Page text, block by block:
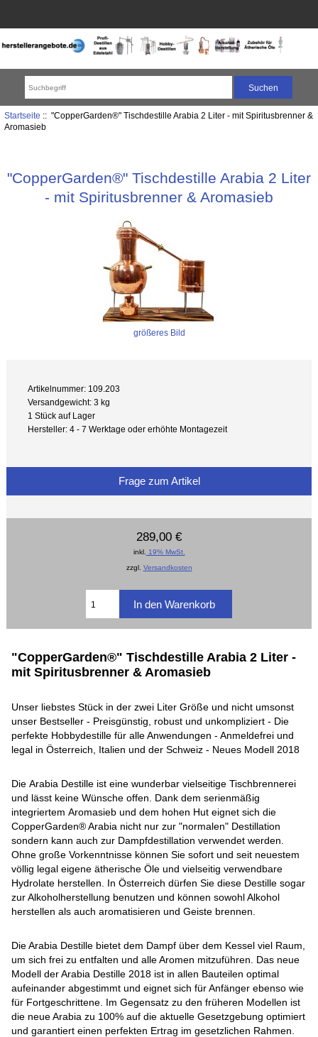
Startseite :: "CopperGarden®" Tischdestille Arabia 2 Liter - mit Spiritusbrenner &
Aromasieb
"CopperGarden®" Tischdestille Arabia 2 Liter
- mit Spiritusbrenner & Aromasieb
größeres Bild
Artikelnummer: 109.203
Versandgewicht: 3 kg
1 Stück auf Lager
Hersteller: 4 - 7 Werktage oder erhöhte Montagezeit
Frage zum Artikel
289,00 €
inkl.
19% MwSt.
zzgl. Versandkosten
"CopperGarden®" Tischdestille Arabia 2 Liter -
mit Spiritusbrenner & Aromasieb
Unser liebstes Stück in der zwei Liter Größe und nicht umsonst
unser Bestseller - Preisgünstig, robust und unkompliziert - Die
perfekte Hobbydestille für alle Anwendungen - Anmeldefrei und
legal in Österreich, Italien und der Schweiz - Neues Modell 2018
Die Arabia Destille ist eine wunderbar vielseitige Tischbrennerei
und lässt keine Wünsche offen. Dank dem serienmäßig
integriertem Aromasieb und dem hohen Hut eignet sich die
CopperGarden® Arabia nicht nur zur "normalen" Destillation
sondern kann auch zur Dampfdestillation verwendet werden.
Ohne große Vorkenntnisse können Sie sofort und seit neuestem
völlig legal eigene ätherische Öle und vielseitig verwendbare
Hydrolate herstellen. In Österreich dürfen Sie diese Destille sogar
zur Alkoholherstellung benutzen und können sowohl Alkohol
herstellen als auch aromatisieren und Geiste brennen.
Die Arabia Destille bietet dem Dampf über dem Kessel viel Raum,
um sich frei zu entfalten und alle Aromen mitzuführen. Das neue
Modell der Arabia Destille 2018 ist in allen Bauteilen optimal
aufeinander abgestimmt und eignet sich für Anfänger ebenso wie
für Fortgeschrittene. Im Gegensatz zu den früheren Modellen ist
die neue Arabia zu 100% auf die aktuelle Gesetzgebung optimiert
und garantiert einen perfekten Ertrag im gesetzlichen Rahmen.